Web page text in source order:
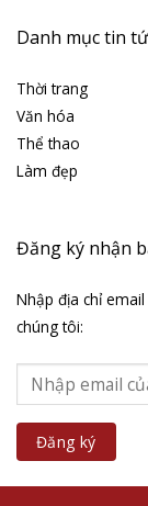
Danh mục tin
Thời trang
Văn hóa
Thể thao
Làm đẹp
Đăng ký nhận
Nhập địa chỉ
chúng tôi: